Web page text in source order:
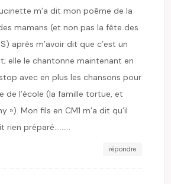
m’a dit mon poême de la
mamans (et non pas la fête des
après m’avoir dit que c’est un
elle le chantonne maintenant en
avec en plus les chansons pour
de l’école (la famille tortue, et
»). Mon fils en CM1 m’a dit qu’il
rien préparé………
répondre